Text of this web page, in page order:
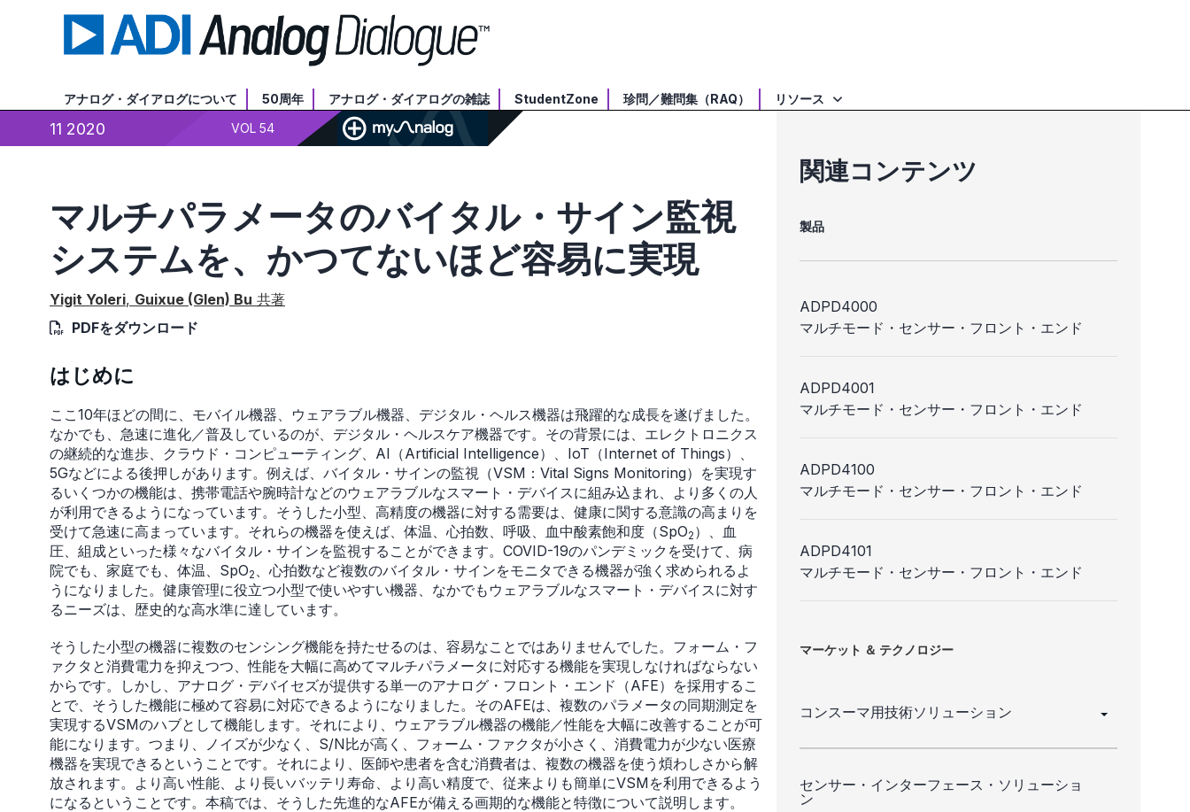
アナログ・ダイアログについて 50周年 アナログ・ダイアログの雑誌 StudentZone 珍問／難問集（RAQ） リソース
11 2020 VOL 54
マルチパラメータのバイタル・サイン監視
システムを、かつてないほど容易に実現
Yigit Yoleri, Guixue (Glen) Bu 共著
PDFをダウンロード
はじめに
ここ10年ほどの間に、モバイル機器、ウェアラブル機器、デジタル・ヘルス機器は飛躍的な成長を遂げました。
なかでも、急速に進化／普及しているのが、デジタル・ヘルスケア機器です。その背景には、エレクトロニクス
の継続的な進歩、クラウド・コンピューティング、AI（Artificial Intelligence）、IoT（Internet of Things）、
5Gなどによる後押しがあります。例えば、バイタル・サインの監視（VSM：Vital Signs Monitoring）を実現す
るいくつかの機能は、携帯電話や腕時計などのウェアラブルなスマート・デバイスに組み込まれ、より多くの人
が利用できるようになっています。そうした小型、高精度の機器に対する需要は、健康に関する意識の高まりを
受けて急速に高まっています。それらの機器を使えば、体温、心拍数、呼吸、血中酸素飽和度（SpO2 ）、血
圧、組成といった様々なバイタル・サインを監視することができます。COVID-19のパンデミックを受けて、病
院でも、家庭でも、体温、SpO2
、心拍数など複数のバイタル・サインをモニタできる機器が強く求められるよ
うになりました。健康管理に役立つ小型で使いやすい機器、なかでもウェアラブルなスマート・デバイスに対す
るニーズは、歴史的な高水準に達しています。
そうした小型の機器に複数のセンシング機能を持たせるのは、容易なことではありませんでした。フォーム・フ
ァクタと消費電力を抑えつつ、性能を大幅に高めてマルチパラメータに対応する機能を実現しなければならない
からです。しかし、アナログ・デバイセズが提供する単一のアナログ・フロント・エンド（AFE）を採用するこ
とで、そうした機能に極めて容易に対応できるようになりました。そのAFEは、複数のパラメータの同期測定を
実現するVSMのハブとして機能します。それにより、ウェアラブル機器の機能／性能を大幅に改善することが可
能になります。つまり、ノイズが少なく、S/N比が高く、フォーム・ファクタが小さく、消費電力が少ない医療
機器を実現できるということです。それにより、医師や患者を含む消費者は、複数の機器を使う煩わしさから解
放されます。より高い性能、より長いバッテリ寿命、より高い精度で、従来よりも簡単にVSMを利用できるよう
になるということです。本稿では、そうした先進的なAFEが備える画期的な機能と特徴について説明します。
関連コンテンツ
製品
ADPD4000
マルチモード・センサー・フロント・エンド
ADPD4001
マルチモード・センサー・フロント・エンド
ADPD4100
マルチモード・センサー・フロント・エンド
ADPD4101
マルチモード・センサー・フロント・エンド
マーケット ＆ テクノロジー
コンスーマ用技術ソリューション
センサー・インターフェース・ソリューショ
ン